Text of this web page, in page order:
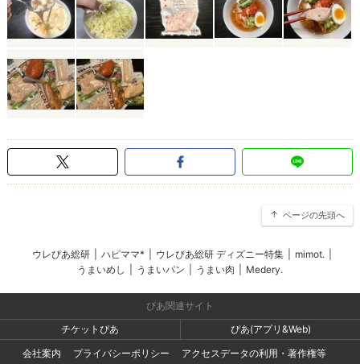
ページの先頭へ
ウレぴあ総研 ハピママ* ウレぴあ総研 ディズニー特集 mimot.
うまいめし
うまいパン うまい肉 Medery.
ぴあ関連サイト
チケットぴあ
ぴあ(アプリ&Web)
会社案内
プライバシーポリシー アクセスデータの利用・著作権等